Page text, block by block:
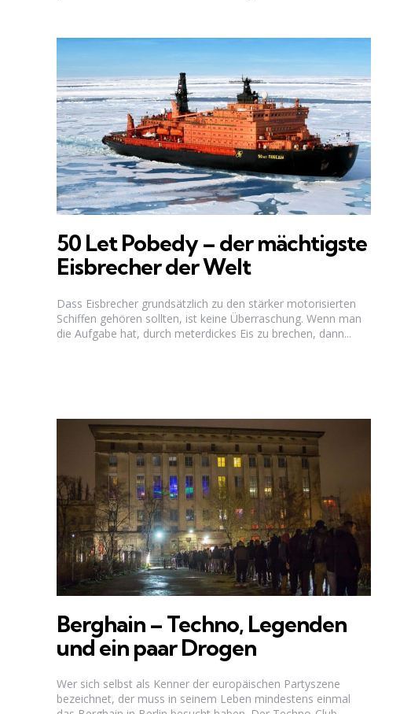
50 Let Pobedy – der mächtigste
Eisbrecher der Welt
Dass Eisbrecher grundsätzlich zu den stärker motorisierten
Schiffen gehören sollten, ist keine Überraschung. Wenn man
die Aufgabe hat, durch meterdickes Eis zu brechen, dann...
Berghain – Techno, Legenden
und ein paar Drogen
Wer sich selbst als Kenner der europäischen Partyszene
bezeichnet, der muss in seinem Leben mindestens einmal